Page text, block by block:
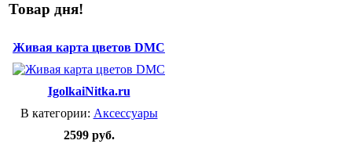
Товар дня!
Живая карта цветов DMC
IgolkaiNitka.ru
В категории: Аксессуары
2599 руб.